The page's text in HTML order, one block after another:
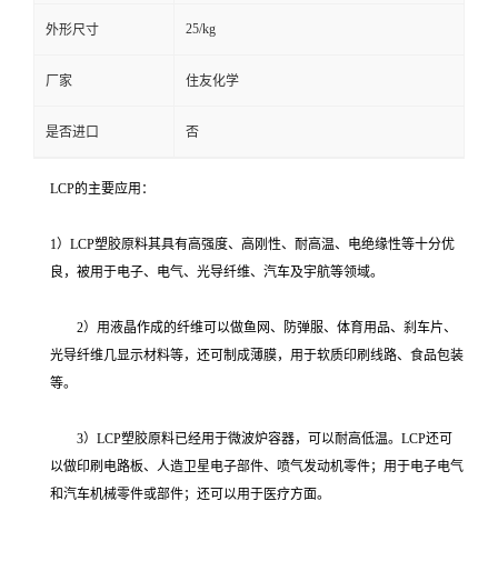
外形尺寸 25/kg
厂家 住友化学
是否进口 否
LCP的主要应用：
1）LCP塑胶原料其具有高强度、高刚性、耐高温、电绝缘性等十分优
良，被用于电子、电气、光导纤维、汽车及宇航等领域。
2）用液晶作成的纤维可以做鱼网、防弹服、体育用品、刹车片、
光导纤维几显示材料等，还可制成薄膜，用于软质印刷线路、食品包装
等。
3）LCP塑胶原料已经用于微波炉容器，可以耐高低温。LCP还可
以做印刷电路板、人造卫星电子部件、喷气发动机零件；用于电子电气
和汽车机械零件或部件；还可以用于医疗方面。